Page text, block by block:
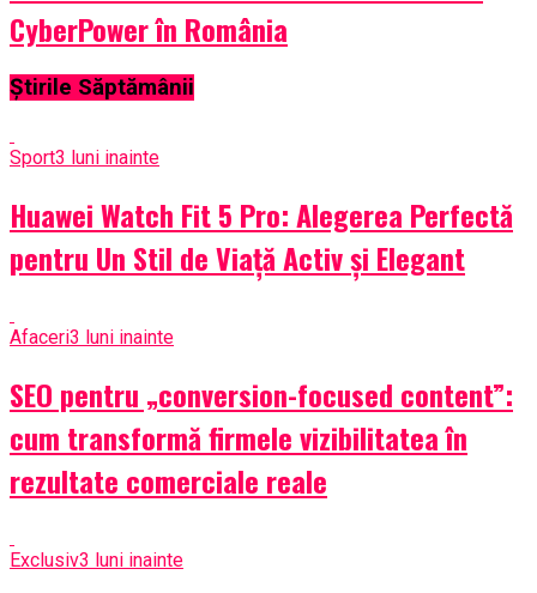
CyberPower în România
Știrile Săptămânii
Sport3 luni inainte
Huawei Watch Fit 5 Pro: Alegerea Perfectă
pentru Un Stil de Viață Activ și Elegant
Afaceri3 luni inainte
SEO pentru „conversion-focused content”:
cum transformă firmele vizibilitatea în
rezultate comerciale reale
Exclusiv3 luni inainte